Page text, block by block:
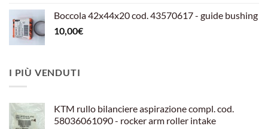
Boccola 42x44x20 cod. 43570617 - guide bushing
10,00€
I PIÙ VENDUTI
KTM rullo bilanciere aspirazione compl. cod.
58036061090 - rocker arm roller intake